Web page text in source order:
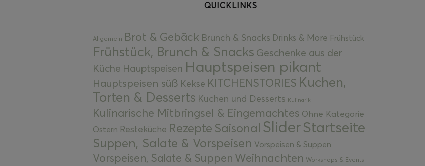
QUICKLINKS
Allgemein Brot & Gebäck Brunch & Snacks Drinks & More Frühstück
Frühstück, Brunch & Snacks Geschenke aus der
Küche Hauptspeisen Hauptspeisen pikant
Hauptspeisen süß Kekse KITCHENSTORIES Kuchen,
Torten & Desserts Kuchen und Desserts Kulinarik
Kulinarische Mitbringsel & Eingemachtes Ohne Kategorie
Ostern Resteküche Rezepte Saisonal SliderStartseite
Suppen, Salate & Vorspeisen Vorspeisen & Suppen
Vorspeisen, Salate & Suppen Weihnachten Workshops & Events